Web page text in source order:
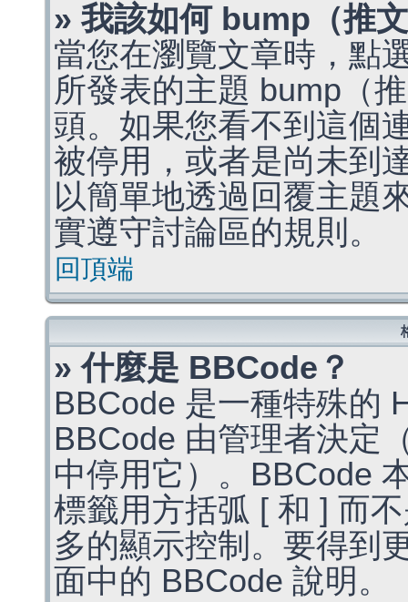
» 我該如何 bump（推
當您在瀏覽文章時，點
所發表的主題 bump（
頭。如果您看不到這個
被停用，或者是尚未到
以簡單地透過回覆主題
實遵守討論區的規則。
回頂端
» 什麼是 BBCode？
BBCode 是一種特殊的
BBCode 由管理者決定
中停用它）。BBCode
標籤用方括弧 [ 和 ] 而
多的顯示控制。要得到
面中的 BBCode 說明。